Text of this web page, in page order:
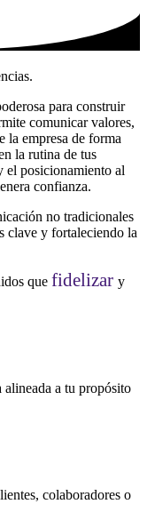
para construir
comunicar valores,
la empresa de forma
la rutina de tus
el posicionamiento al
confianza.
no tradicionales
clave y fortaleciendo la
que fidelizar y
a tu propósito
colaboradores o